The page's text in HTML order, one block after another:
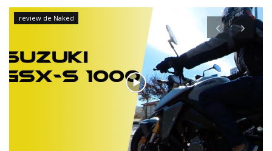
review de Naked